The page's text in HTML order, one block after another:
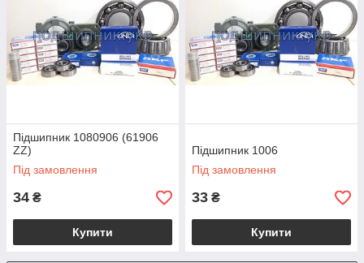
Підшипник 1080906 (61906
ZZ)
Під замовлення
34 ₴
Купити
Підшипник 1006
Під замовлення
33 ₴
Купити